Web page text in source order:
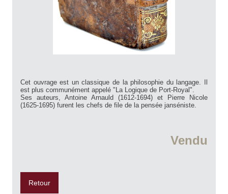
Cet ouvrage est un classique de la philosophie du langage. Il
est plus communément appelé "La Logique de Port-Royal".
Ses auteurs, Antoine Arnauld (1612-1694) et Pierre Nicole
(1625-1695) furent les chefs de file de la pensée janséniste.
Vendu
Retour